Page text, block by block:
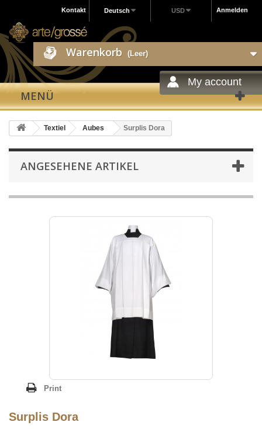
Anmelden
USD
Deutsch
Kontakt
Warenkorb (Leer)
My account
MENÜ
Textiel Aubes Surplis Dora
ANGESEHENE ARTIKEL
Print
Surplis Dora